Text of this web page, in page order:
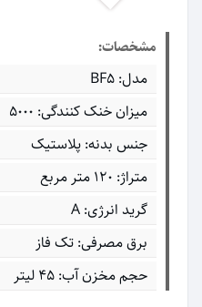
مشخصات:
مدل: BF5
میزان خنک کنندگی: 5000
جنس بدنه: پلاستیک
متراژ: 120 متر مربع
گرید انرژی: A
برق مصرفی: تک فاز
حجم مخزن آب: 45 لیتر